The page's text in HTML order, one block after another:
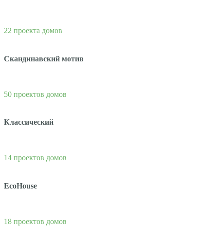
22 проекта домов
Скандинавский мотив
50 проектов домов
Классический
14 проектов домов
EcoHouse
18 проектов домов